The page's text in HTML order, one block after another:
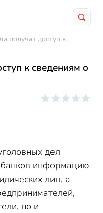
получат доступ к
к сведениям о
дел
информацию
лиц, а
но и